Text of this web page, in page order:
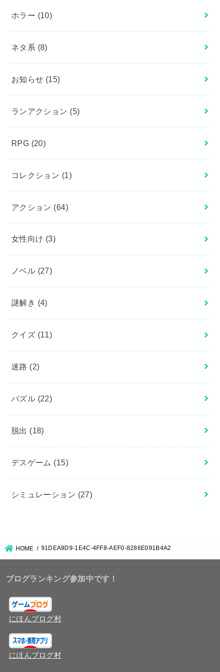
ホラー (10)
ネタ系 (8)
お知らせ (15)
ランアクション (5)
RPG (20)
コレクション (1)
アクション (64)
女性向け (3)
ノベル (27)
謎解き (4)
クイズ (11)
迷路 (2)
パズル (22)
脱出 (18)
デスゲーム (15)
シミュレーション (27)
HOME 91DEA9D9-1E4C-4FF8-AEF0-8286E091B4A2
ブログランキング参加中です！
にほんブログ村
にほんブログ村